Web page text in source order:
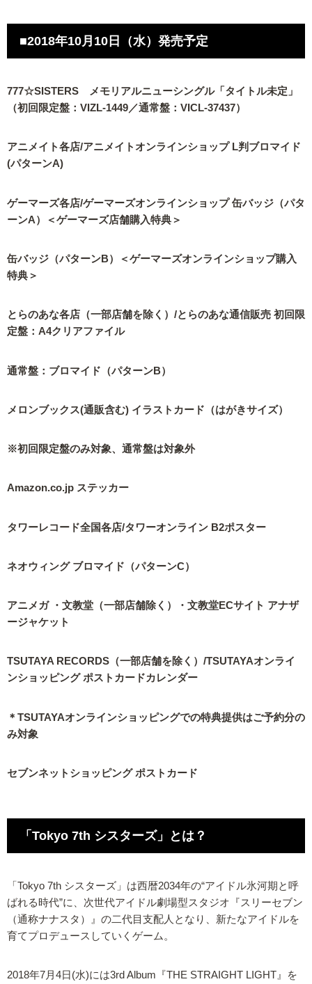
■2018年10月10日（水）発売予定
777☆SISTERS メモリアルニューシングル「タイトル未定」
（初回限定盤：VIZL-1449／通常盤：VICL-37437）
アニメイト各店/アニメイトオンラインショップ L判ブロマイド
(パターンA)
ゲーマーズ各店/ゲーマーズオンラインショップ 缶バッジ（パタ
ーンA）＜ゲーマーズ店舗購入特典＞
缶バッジ（パターンB）＜ゲーマーズオンラインショップ購入
特典＞
とらのあな各店（一部店舗を除く）/とらのあな通信販売 初回限
定盤：A4クリアファイル
通常盤：ブロマイド（パターンB）
メロンブックス(通販含む) イラストカード（はがきサイズ）
※初回限定盤のみ対象、通常盤は対象外
Amazon.co.jp ステッカー
タワーレコード全国各店/タワーオンライン B2ポスター
ネオウィング ブロマイド（パターンC）
アニメガ ・文教堂（一部店舗除く）・文教堂ECサイト アナザ
ージャケット
TSUTAYA RECORDS（一部店舗を除く）/TSUTAYAオンライ
ンショッピング ポストカードカレンダー
＊TSUTAYAオンラインショッピングでの特典提供はご予約分の
み対象
セブンネットショッピング ポストカード
「Tokyo 7th シスターズ」とは？
「Tokyo 7th シスターズ」は西暦2034年の“アイドル氷河期と呼
ばれる時代”に、次世代アイドル劇場型スタジオ『スリーセブン
（通称ナナスタ）』の二代目支配人となり、新たなアイドルを
育てプロデュースしていくゲーム。
2018年7月4日(水)には3rd Album『THE STRAIGHT LIGHT』を